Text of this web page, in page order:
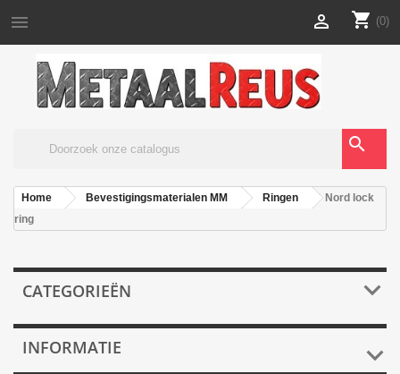
 shopping_cart (0)

search
Home Bevestigingsmaterialen MM Ringen
Nord lock
ring
CATEGORIEËN 
INFORMATIE 